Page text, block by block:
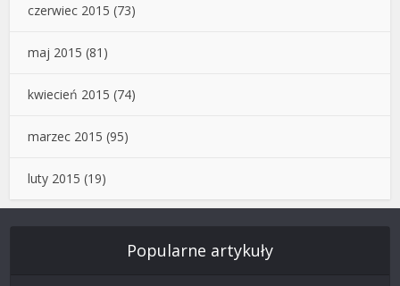
czerwiec 2015 (73)
maj 2015 (81)
kwiecień 2015 (74)
marzec 2015 (95)
luty 2015 (19)
Popularne artykuły